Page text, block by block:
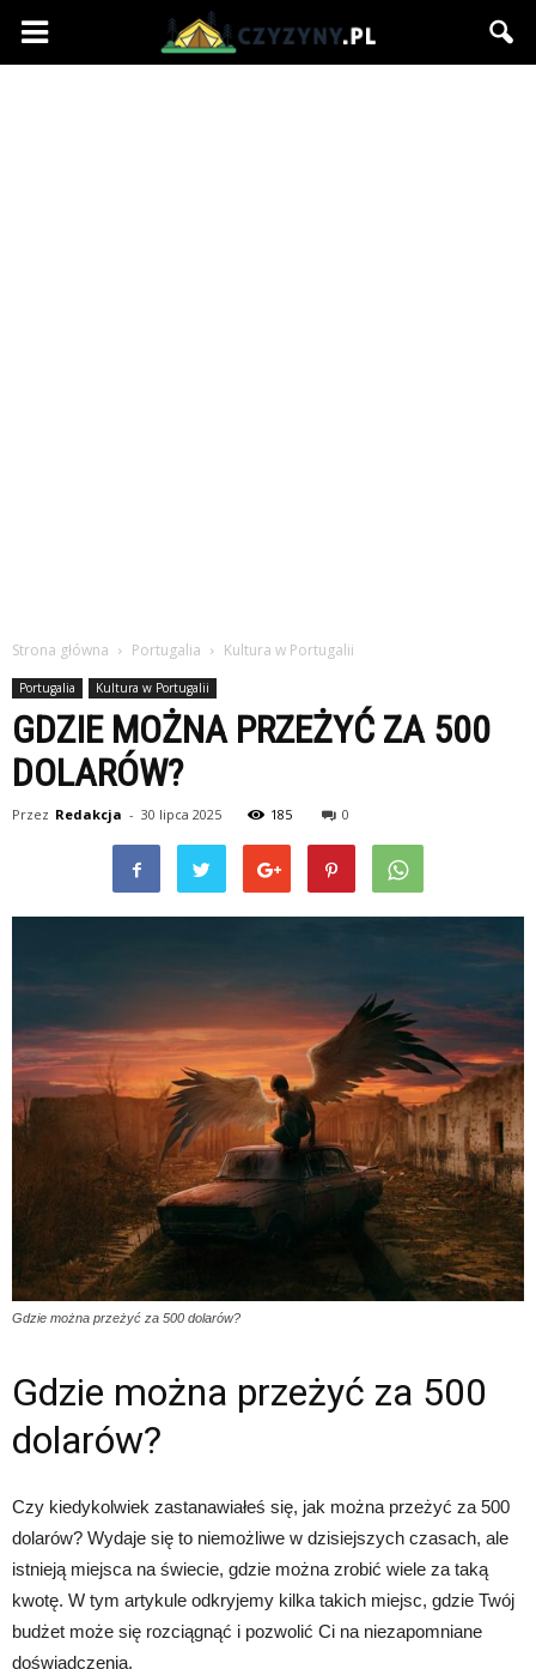
Czyzyny.pl
Strona główna Portugalia Kultura w Portugalii
Portugalia Kultura w Portugalii
GDZIE MOŻNA PRZEŻYĆ ZA 500
DOLARÓW?
Przez Redakcja - 30 lipca 2025 185 0
Gdzie można przeżyć za 500 dolarów?
Gdzie można przeżyć za 500
dolarów?
Czy kiedykolwiek zastanawiałeś się, jak można przeżyć za 500
dolarów? Wydaje się to niemożliwe w dzisiejszych czasach, ale
istnieją miejsca na świecie, gdzie można zrobić wiele za taką
kwotę. W tym artykule odkryjemy kilka takich miejsc, gdzie Twój
budżet może się rozciągnąć i pozwolić Ci na niezapomniane
doświadczenia.